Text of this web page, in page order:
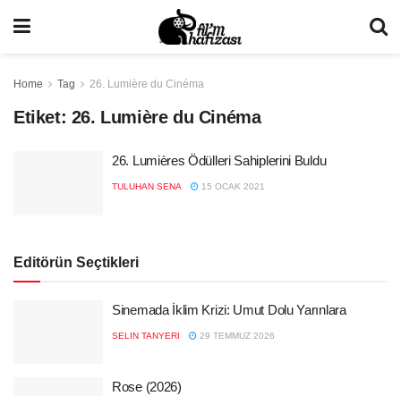
Home Tag 26. Lumière du Cinéma
Etiket: 26. Lumière du Cinéma
26. Lumières Ödülleri Sahiplerini Buldu
TULUHAN SENA 15 OCAK 2021
Editörün Seçtikleri
Sinemada İklim Krizi: Umut Dolu Yarınlara
SELIN TANYERI 29 TEMMUZ 2026
Rose (2026)